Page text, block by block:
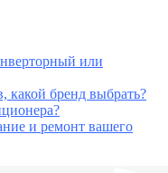
или
какой бренд выбрать?
и ремонт вашего